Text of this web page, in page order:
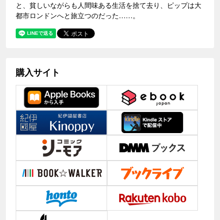
と、貧しいながらも人間味ある生活を捨て去り、ピップは大
都市ロンドンへと旅立つのだった……。
購入サイト